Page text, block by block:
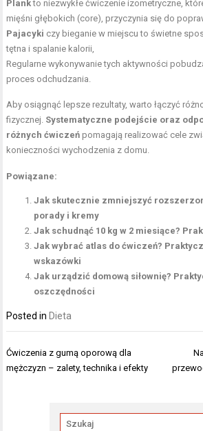
Plankto niezwykłe ćwiczenie izometryczne,
mięśni głębokich (core), przyczynia się do
Pajacyki czy bieganie w miejscu to świetne
tętna i spalanie kalorii,
Regularne wykonywanie tych aktywności
proces odchudzania.
Aby osiągnąć lepsze rezultaty, warto łączyć
fizycznej. Systematyczne podejście oraz
różnych ćwiczeń pomagają realizować cele
konieczności wychodzenia z domu.
Powiązane:
Jak skutecznie zmniejszyć
porady i kremy
Jak schudnąć 10 kg w 2 miesiące?
Jak wybrać atlas do ćwiczeń?
wskazówki
Jak urządzić domową siłownię?
oszczędności
Posted in Dieta
Nawigacja
wpisu
Ćwiczenia z gumą oporową dla
mężczyzn – zalety, technika i efekty